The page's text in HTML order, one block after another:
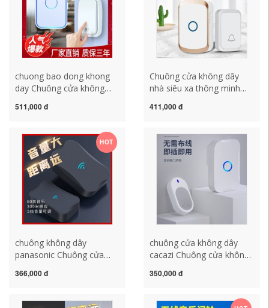
chuong bao dong khong
day Chuông cửa không
Người gọi đường dài siêu
cửa điện tử tự cấp nguồn
Một đến hai đến một một
chuông bấm cửa giá
chuông cửa không dây
511,000 đ
Chuông cửa không dây
nhà siêu xa thông minh
phí chuông cửa sàn công
nhắn tin chuông hình
không dây chuông bấm
411,000 đ
HOT
chuông không dây
panasonic Chuông cửa
Ổ cắm tiêu chuẩn Mỹ Điều
có sẵn ở Canada, Hoa Kỳ,
366,000 đ
chuông cửa không dây
cacazi Chuông cửa không
cực xa không dây Máy
Chuông cửa điều khiển từ
350,000 đ